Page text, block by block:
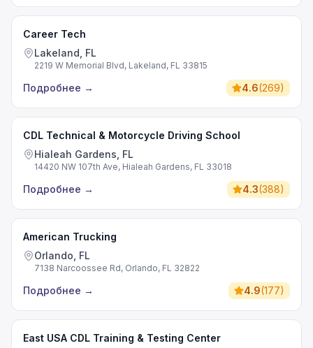
Career Tech
Lakeland, FL
2219 W Memorial Blvd, Lakeland, FL 33815
Подробнее → 4.6(269)
CDL Technical & Motorcycle Driving School
Hialeah Gardens, FL
14420 NW 107th Ave, Hialeah Gardens, FL 33018
Подробнее → 4.3(388)
American Trucking
Orlando, FL
7138 Narcoossee Rd, Orlando, FL 32822
Подробнее → 4.9(177)
East USA CDL Training & Testing Center